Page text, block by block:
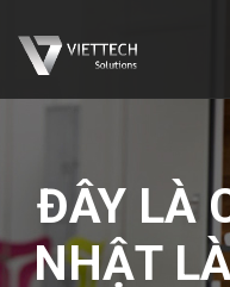
ĐÂY LÀ
NHẬT